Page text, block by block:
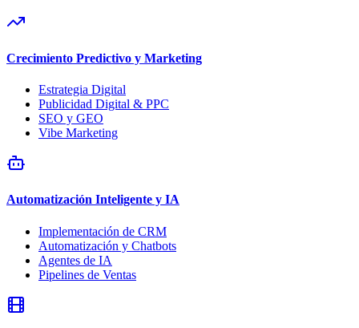
Crecimiento Predictivo y Marketing
Estrategia Digital
Publicidad Digital & PPC
SEO y GEO
Vibe Marketing
Automatización Inteligente y IA
Implementación de CRM
Automatización y Chatbots
Agentes de IA
Pipelines de Ventas